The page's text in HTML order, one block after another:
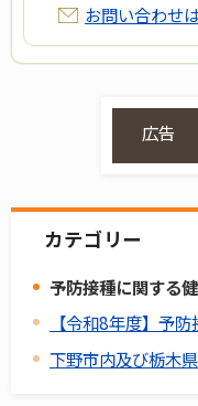
お問い合わせ
広告
カテゴリー
予防接種に関する
【令和8年度】予
下野市内及び栃木